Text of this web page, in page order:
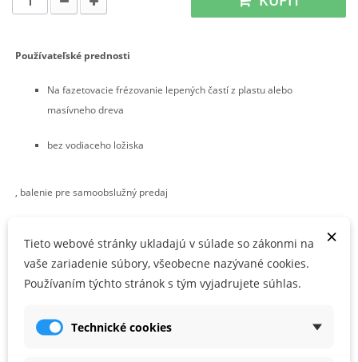
Používateľské prednosti
Na fazetovacie frézovanie lepených častí z plastu alebo
masívneho dreva
bez vodiaceho ložiska
, balenie pre samoobslužný predaj
PARAMETRE PRODUKTU
D (mm) 27
Alfa (°)
×
Tieto webové stránky ukladajú v súlade so zákonmi na
vaše zariadenie súbory, všeobecne nazývané cookies.
Používaním týchto stránok s tým vyjadrujete súhlas.
Technické cookies